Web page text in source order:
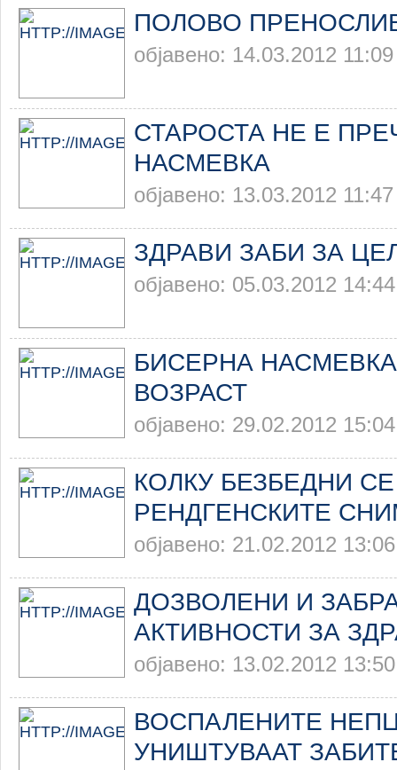
ПОЛОВО
објавено: 14.03.2012 11:09
СТАРОСТА НЕ Е
НАСМЕВКА
објавено: 13.03.2012 11:47
ЗДРАВИ ЗАБИ ЗА
објавено: 05.03.2012 14:44
БИСЕРНА
ВОЗРАСТ
објавено: 29.02.2012 15:04
КОЛКУ БЕЗБЕДНИ СЕ
РЕНДГЕНСКИТЕ
објавено: 21.02.2012 13:06
ДОЗВОЛЕНИ И
АКТИВНОСТИ ЗА
објавено: 13.02.2012 13:50
ВОСПАЛЕНИТЕ
УНИШТУВААТ